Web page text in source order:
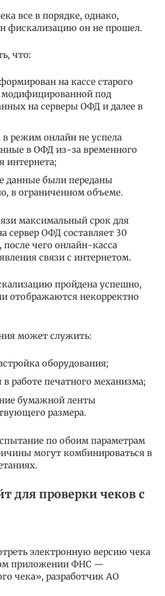
все в порядке, однако,
фискализацию он не прошел.
что:
на кассе старого
модифицированной под
на серверы ОФД и далее в
в режим онлайн не успела
в ОФД из-за временного
интернета;
данные были переданы
в ограниченном объеме.
максимальный срок для
сервер ОФД составляет 30
чего онлайн-касса
связи с интернетом.
пройдена успешно,
отображаются некорректно
может служить:
оборудования;
работе печатного механизма;
бумажной ленты
размера.
по обоим параметрам
могут комбинироваться в
для проверки чеков с
электронную версию чека
приложении ФНС —
чека», разработчик АО